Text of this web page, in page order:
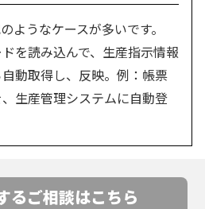
ようなケースが多いです。
を読み込んで、生産指示情報
動取得し、反映。 例：帳票
生産管理システムに自動登
るご相談はこちら